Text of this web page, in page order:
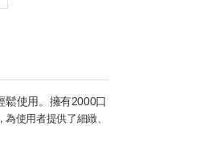
鬆使用。擁有2000口
使用者提供了細緻、